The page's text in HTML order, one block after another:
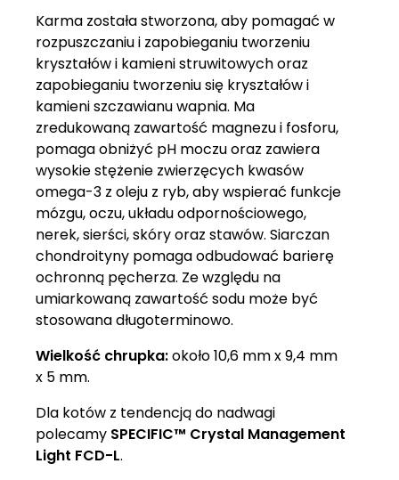
Karma została stworzona, aby pomagać w
rozpuszczaniu i zapobieganiu tworzeniu
kryształów i kamieni struwitowych oraz
zapobieganiu tworzeniu się kryształów i
kamieni szczawianu wapnia. Ma
zredukowaną zawartość magnezu i fosforu,
pomaga obniżyć pH moczu oraz zawiera
wysokie stężenie zwierzęcych kwasów
omega-3 z oleju z ryb, aby wspierać funkcje
mózgu, oczu, układu odpornościowego,
nerek, sierści, skóry oraz stawów. Siarczan
chondroityny pomaga odbudować barierę
ochronną pęcherza. Ze względu na
umiarkowaną zawartość sodu może być
stosowana długoterminowo.
Wielkość chrupka:około 10,6 mm x 9,4 mm
x 5 mm.
Dla kotów z tendencją do nadwagi
polecamy SPECIFIC™ Crystal Management
Light FCD-L.